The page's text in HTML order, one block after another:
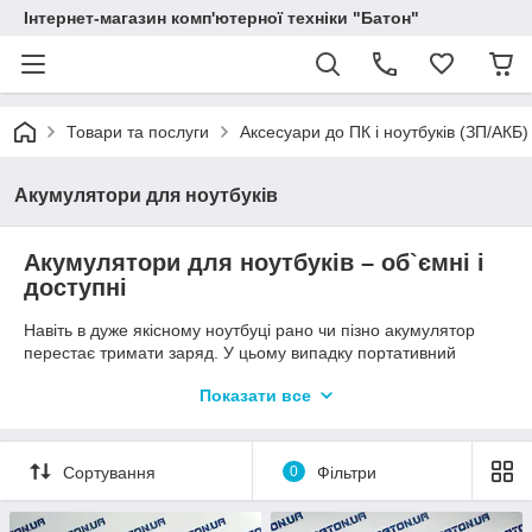
Інтернет-магазин комп'ютерної техніки "Батон"
Товари та послуги Аксесуари до ПК і ноутбуків (ЗП/АКБ)
Акумулятори для ноутбуків
Акумулятори для ноутбуків – об`ємні і
доступні
Навіть в дуже якісному ноутбуці рано чи пізно акумулятор
перестає тримати заряд. У цьому випадку портативний
набагато меншими можливостями. Щоб перенести ноутбук,
вийде тільки в тих місцях, де є розетка. Втрачаючи
мобільність, він позбавляється своєї головної переваги в
порівнянні з ПК. В інтернет-магазині «Батон» можна підібрати
ікупити акумулятори для ноутбуківкількох
Показати все
Сортування 0 Фільтри